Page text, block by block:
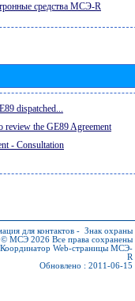
средства МСЭ-R
dispatched...
review the GE89 Agreement
- Consultation
для контактов - Знак охраны
© МСЭ 2026 Все права сохранены
Координатор Web-страницы МСЭ-
R
Обновлено : 2011-06-15